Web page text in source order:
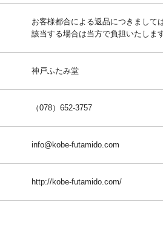
お客様都合による返品につきまして
該当する場合は当方で負担いたします
神戸ふたみ堂
（078）652-3757
info@kobe-futamido.com
http://kobe-futamido.com/